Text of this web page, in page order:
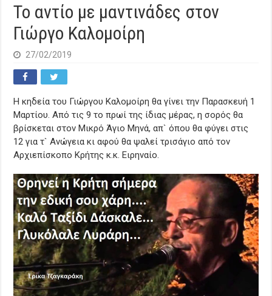
Το αντίο με μαντινάδες στον
Γιώργο Καλομοίρη
27/02/2019
Η κηδεία του Γιώργου Καλομοίρη θα γίνει την Παρασκευή 1
Μαρτίου. Από τις 9 το πρωί της ίδιας μέρας, η σορός θα
βρίσκεται στον Μικρό Άγιο Μηνά, απ` όπου θα φύγει στις
12 για τ` Ανώγεια κι αφού θα ψαλεί τρισάγιο από τον
Αρχιεπίσκοπο Κρήτης κ.κ. Ειρηναίο.